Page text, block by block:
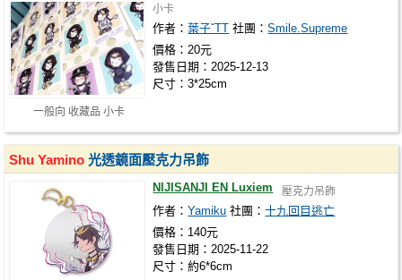
一般向 收藏品 小卡
小卡
作者：葉子ˇTT 社團：Smile.Supreme
價格：20元
發售日期：2025-12-13
尺寸：3*25cm
Shu Yamino 光透鏡面壓克力吊飾
NIJISANJI EN Luxiem 壓克力吊飾
作者：Yamiku 社團：十九回目逃亡
價格：140元
發售日期：2025-11-22
尺寸：約6*6cm